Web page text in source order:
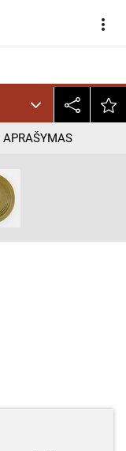
more_vert
APRAŠYMAS